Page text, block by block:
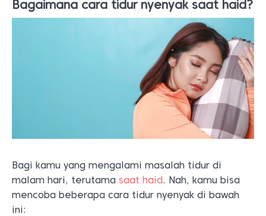
Bagaimana cara tidur nyenyak saat haid?
Bagi kamu yang mengalami masalah tidur di
malam hari, terutama saat haid. Nah, kamu bisa
mencoba beberapa cara tidur nyenyak di bawah
ini: